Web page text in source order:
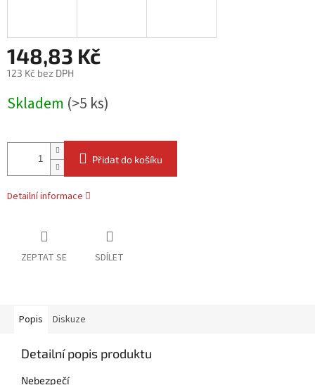
148,83 Kč
123 Kč bez DPH
cena:
Skladem (>5 ks)
Přidat do košíku
Detailní informace
ZEPTAT SE SDÍLET
Popis Diskuze
Detailní popis produktu
Nebezpečí